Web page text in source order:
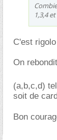
1,3,4
C'est
On
(a,b,c,d)
soit de
Bon